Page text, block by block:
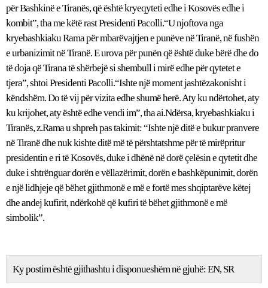
për Bashkinë e Tiranës, që është kryeqyteti edhe i Kosovës edhe i
kombit”, tha me këtë rast Presidenti Pacolli.“U njoftova nga
kryebashkiaku Rama për mbarëvajtjen e punëve në Tiranë, në fushën
e urbanizimit në Tiranë. E urova për punën që është duke bërë dhe do
të doja që Tirana të shërbejë si shembull i mirë edhe për qytetet e
tjera”, shtoi Presidenti Pacolli.“Ishte një moment jashtëzakonisht i
këndshëm. Do të vij për vizita edhe shumë herë. Aty ku ndërtohet, aty
ku krijohet, aty është edhe vendi im”, tha ai.Ndërsa, kryebashkiaku i
Tiranës, z.Rama u shpreh pas takimit: “Ishte një ditë e bukur pranvere
në Tiranë dhe nuk kishte ditë më të përshtatshme për të mirëpritur
presidentin e ri të Kosovës, duke i dhënë në dorë çelësin e qytetit dhe
duke i shtrënguar dorën e vëllazërimit, dorën e bashkëpunimit, dorën
e një lidhjeje që bëhet gjithmonë e më e fortë mes shqiptarëve këtej
dhe andej kufirit, ndërkohë që kufiri të bëhet gjithmonë e më
simbolik”.
Ky postim është gjithashtu i disponueshëm në gjuhë:EN SR